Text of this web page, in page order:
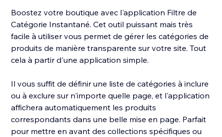
Boostez votre boutique avec l'application Filtre de
Catégorie Instantané. Cet outil puissant mais très
facile à utiliser vous permet de gérer les catégories de
produits de manière transparente sur votre site. Tout
cela à partir d'une application simple.
Il vous suffit de définir une liste de catégories à inclure
ou à exclure sur n'importe quelle page, et l'application
affichera automatiquement les produits
correspondants dans une belle mise en page. Parfait
pour mettre en avant des collections spécifiques ou